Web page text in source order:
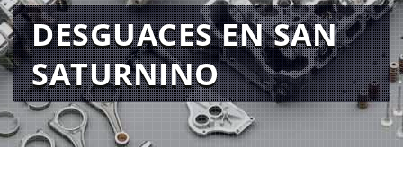
DESGUACES EN SAN
SATURNINO